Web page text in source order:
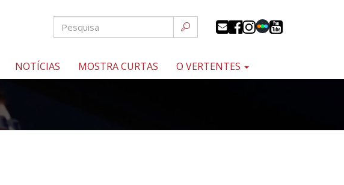
NOTÍCIAS MOSTRA CURTAS O VERTENTES